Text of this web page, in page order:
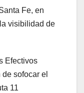
Fe, en
visibilidad de
Efectivos
sofocar el
11